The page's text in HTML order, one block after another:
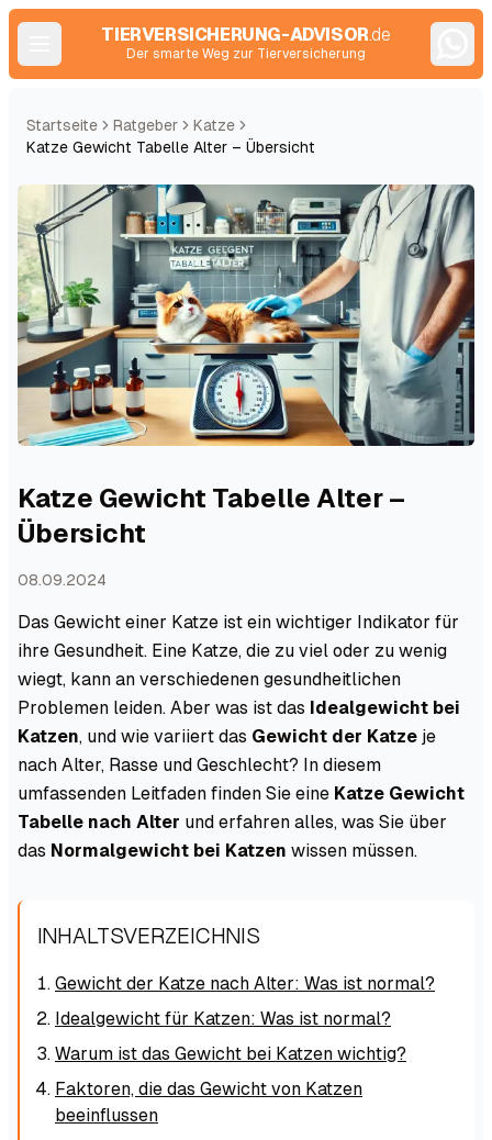
TIERVERSICHERUNG-ADVISOR.de
Der smarte Weg zur Tierversicherung
Startseite Ratgeber
Katze
Katze Gewicht Tabelle Alter – Übersicht
Katze Gewicht Tabelle Alter –
Übersicht
08.09.2024
Das Gewicht einer Katze ist ein wichtiger Indikator für
ihre Gesundheit. Eine Katze, die zu viel oder zu wenig
wiegt, kann an verschiedenen gesundheitlichen
Problemen leiden. Aber was ist das Idealgewicht bei
Katzen, und wie variiert das Gewicht der Katze je
nach Alter, Rasse und Geschlecht? In diesem
umfassenden Leitfaden finden Sie eine Katze Gewicht
Tabelle nach Alter und erfahren alles, was Sie über
das Normalgewicht bei Katzen wissen müssen.
INHALTSVERZEICHNIS
Gewicht der Katze nach Alter: Was ist normal?
Idealgewicht für Katzen: Was ist normal?
Warum ist das Gewicht bei Katzen wichtig?
Faktoren, die das Gewicht von Katzen
beeinflussen